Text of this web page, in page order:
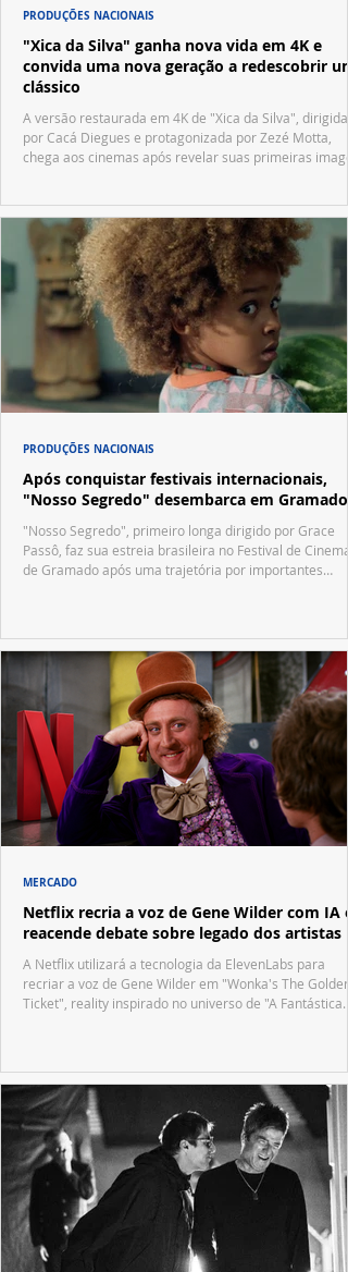
"Xica da Silva" ganha nova vida em 4K e
convida uma nova geração a redescobrir um
clássico
A versão restaurada em 4K de "Xica da Silva", dirigida
por Cacá Diegues e protagonizada por Zezé Motta,
chega aos cinemas após revelar suas primeiras
PRODUÇÕES NACIONAIS
Após conquistar festivais internacionais,
"Nosso Segredo" desembarca em Gramado
"Nosso Segredo", primeiro longa dirigido por Grace
Passô, faz sua estreia brasileira no Festival de Cinema
de Gramado após uma trajetória por importantes
PRODUÇÕES NACIONAIS
Netflix recria a voz de Gene Wilder com IA e
reacende debate sobre legado dos artistas
A Netflix utilizará a tecnologia da ElevenLabs para
recriar a voz de Gene Wilder em "Wonka's The Golden
Ticket", reality inspirado no universo de "A Fantástica
MERCADO